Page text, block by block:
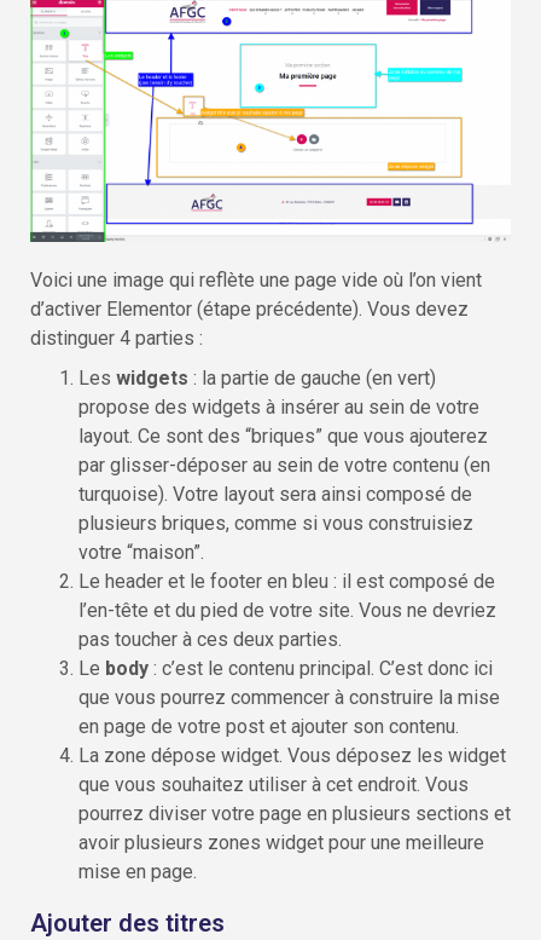
Voici une image qui reflète une page vide où l’on vient
d’activer Elementor (étape précédente). Vous devez
distinguer 4 parties :
Les widgets : la partie de gauche (en vert)
propose des widgets à insérer au sein de votre
layout. Ce sont des “briques” que vous ajouterez
par glisser-déposer au sein de votre contenu (en
turquoise). Votre layout sera ainsi composé de
plusieurs briques, comme si vous construisiez
votre “maison”.
Le header et le footer en bleu : il est composé de
l’en-tête et du pied de votre site. Vous ne devriez
pas toucher à ces deux parties.
Le body : c’est le contenu principal. C’est donc ici
que vous pourrez commencer à construire la mise
en page de votre post et ajouter son contenu.
La zone dépose widget. Vous déposez les widget
que vous souhaitez utiliser à cet endroit. Vous
pourrez diviser votre page en plusieurs sections et
avoir plusieurs zones widget pour une meilleure
mise en page.
Ajouter des titres